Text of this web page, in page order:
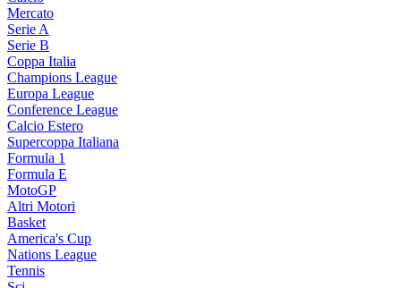
Mercato
Serie A
Serie B
Coppa Italia
Champions League
Europa League
Conference League
Calcio Estero
Supercoppa Italiana
Formula 1
Formula E
MotoGP
Altri Motori
Basket
America's Cup
Nations League
Tennis